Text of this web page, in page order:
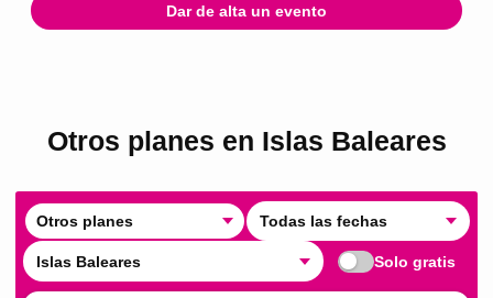
Dar de alta un evento
Otros planes en Islas Baleares
Otros planes Todas las fechas
Islas Baleares Solo gratis